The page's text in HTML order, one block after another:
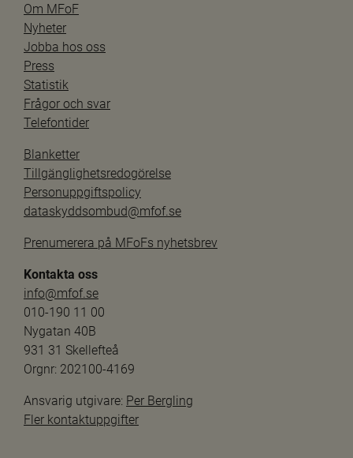
Om MFoF
Nyheter
Jobba hos oss
Press
Statistik
Frågor och svar
Telefontider
Blanketter
Tillgänglighetsredogörelse
Personuppgiftspolicy
dataskyddsombud@mfof.se
Prenumerera på MFoFs nyhetsbrev
Kontakta oss
info@mfof.se
010-190 11 00
Nygatan 40B
931 31 Skellefteå
Orgnr: 202100-4169
Ansvarig utgivare: Per Bergling
Fler kontaktuppgifter